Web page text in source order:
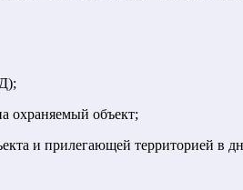
охраняемый объект;
и прилегающей территорией в